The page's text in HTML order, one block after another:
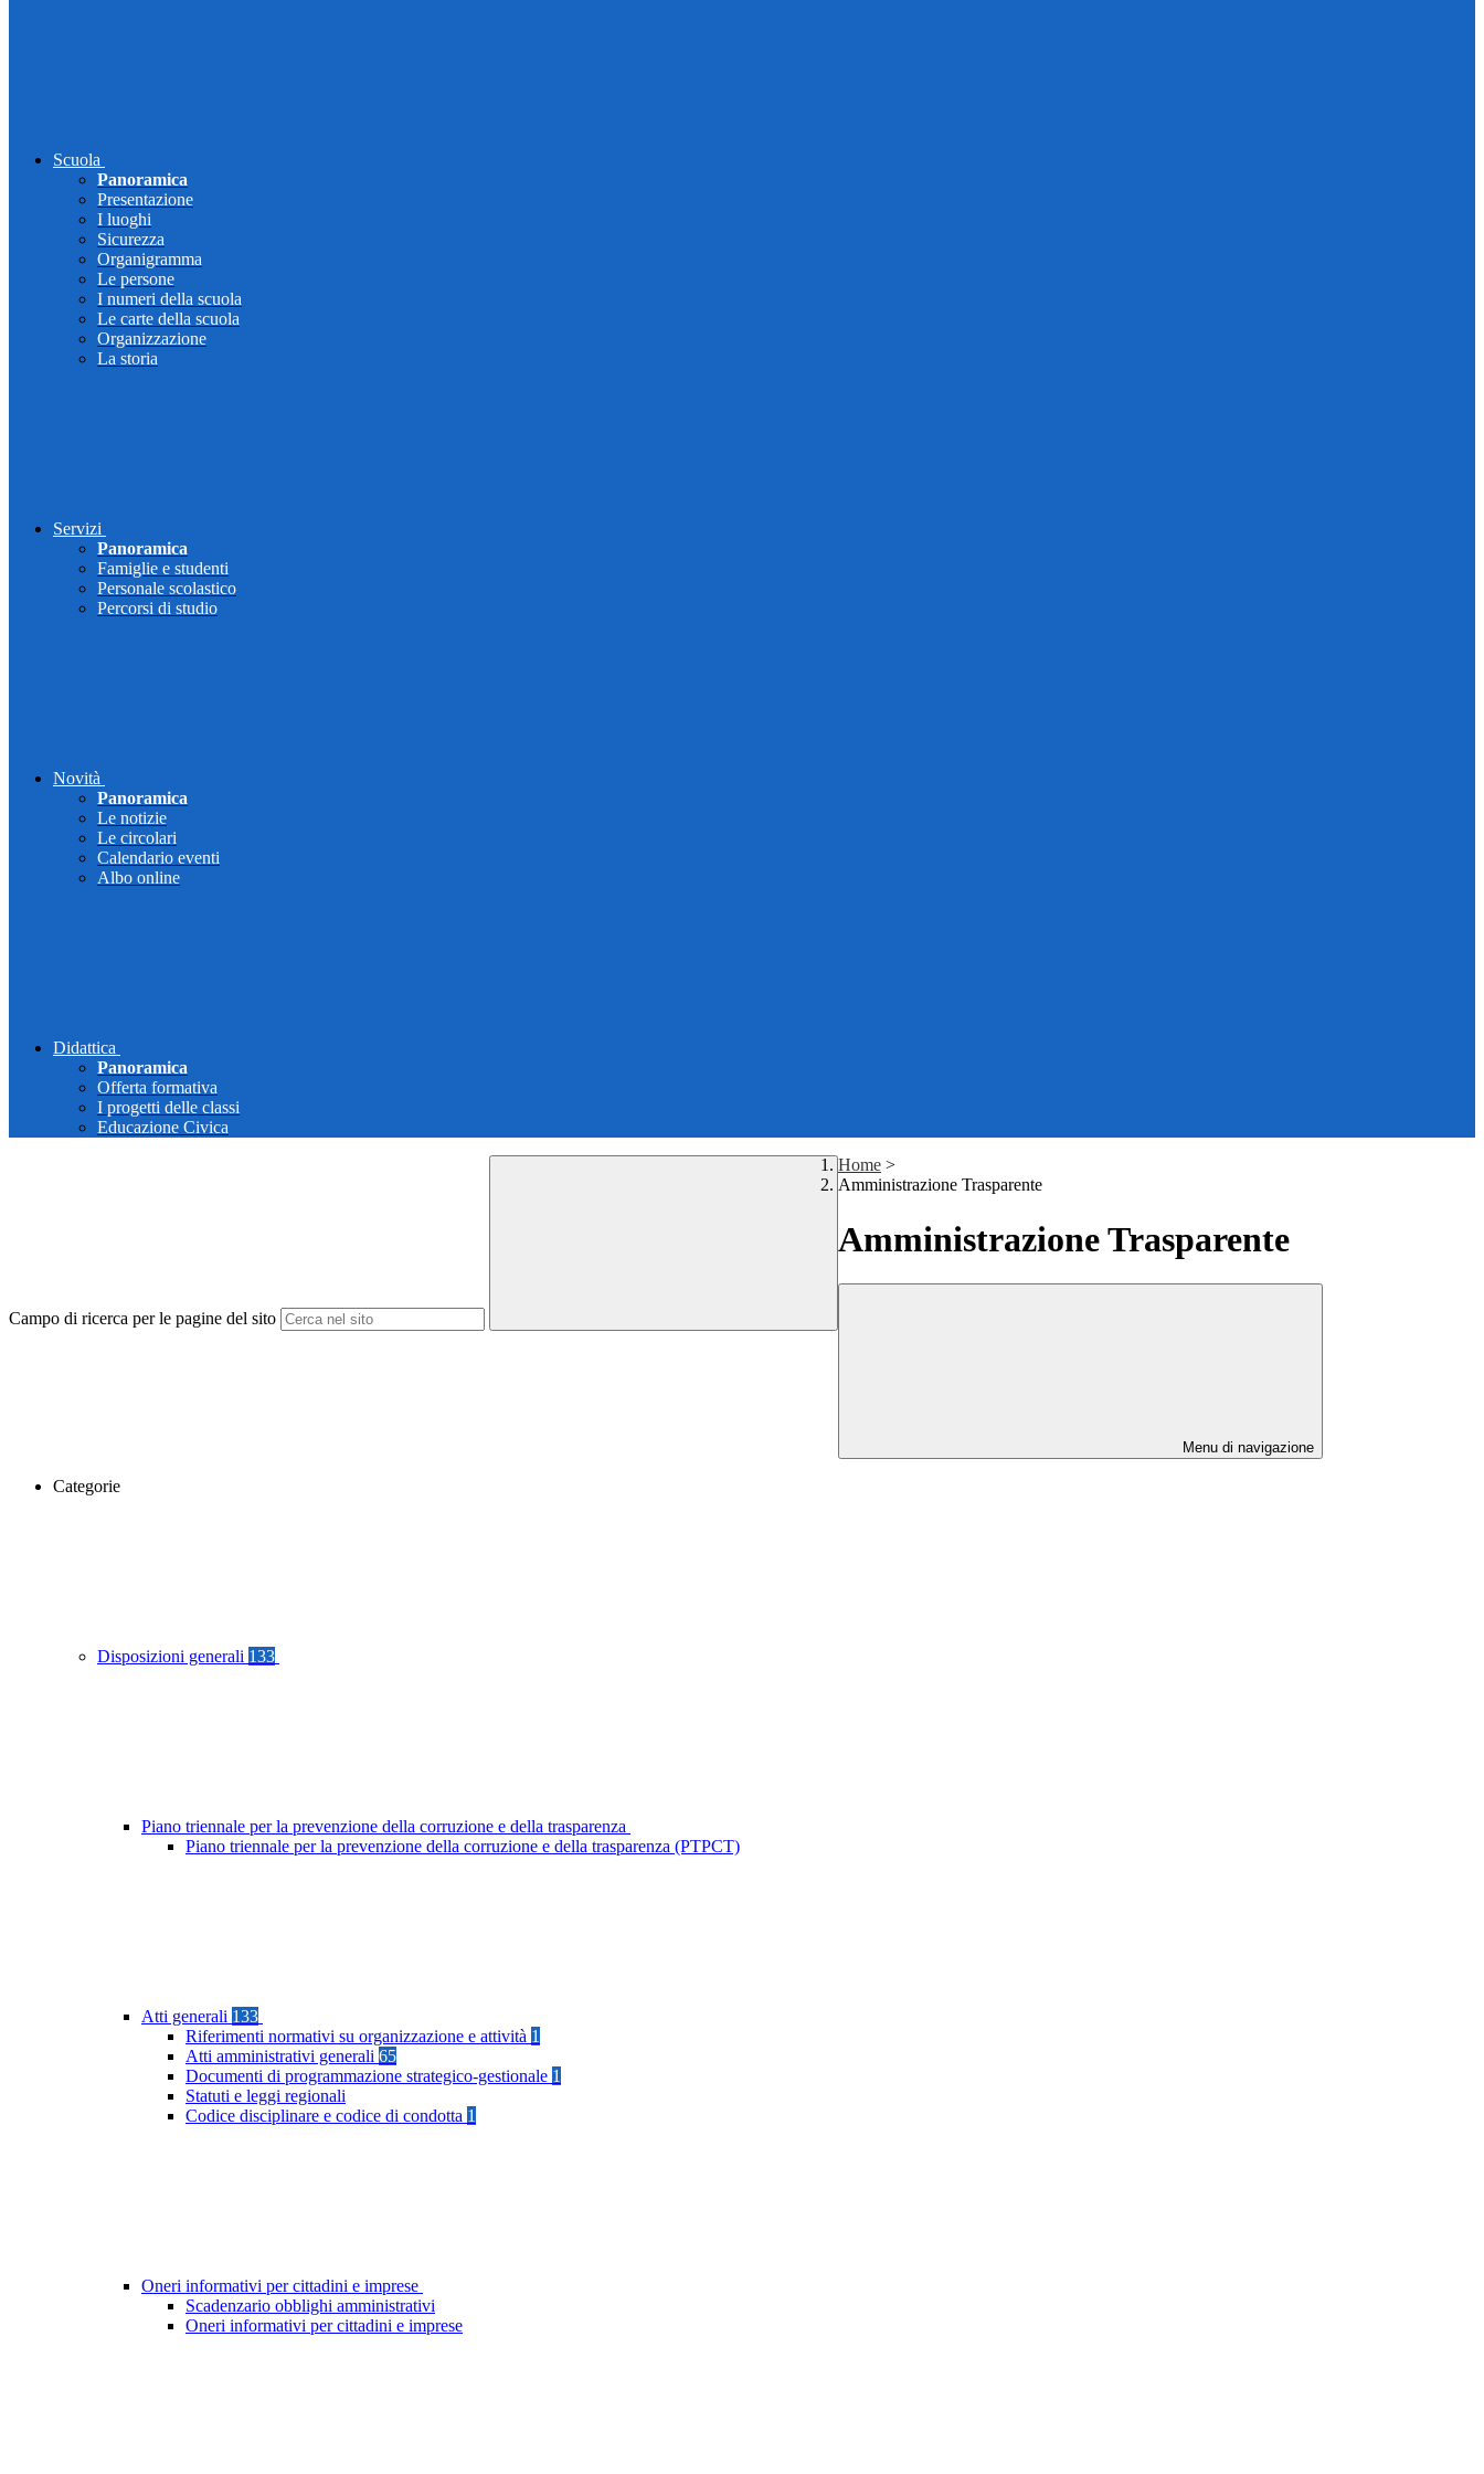
Scuola
Panoramica
Presentazione
I luoghi
Sicurezza
Organigramma
Le persone
I numeri della scuola
Le carte della scuola
Organizzazione
La storia
Servizi
Panoramica
Famiglie e studenti
Personale scolastico
Percorsi di studio
Novità
Panoramica
Le notizie
Le circolari
Calendario eventi
Albo online
Didattica
Panoramica
Offerta formativa
I progetti delle classi
Educazione Civica
Campo di ricerca per le pagine del sito
Home >
Amministrazione Trasparente
Amministrazione Trasparente
Menu di navigazione
Categorie
Disposizioni generali 133
Piano triennale per la prevenzione della corruzione e della trasparenza
Piano triennale per la prevenzione della corruzione e della trasparenza (PTPCT)
Atti generali 133
Riferimenti normativi su organizzazione e attività 1
Atti amministrativi generali 65
Documenti di programmazione strategico-gestionale 1
Statuti e leggi regionali
Codice disciplinare e codice di condotta 1
Oneri informativi per cittadini e imprese
Scadenzario obblighi amministrativi
Oneri informativi per cittadini e imprese